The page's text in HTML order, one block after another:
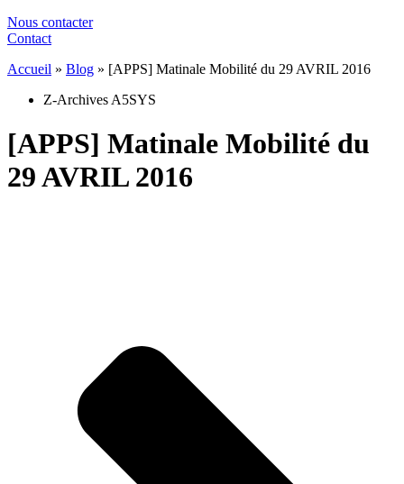
Nous contacter
Contact
Accueil » Blog » [APPS] Matinale Mobilité du 29 AVRIL 2016
Z-Archives A5SYS
[APPS] Matinale Mobilité du
29 AVRIL 2016